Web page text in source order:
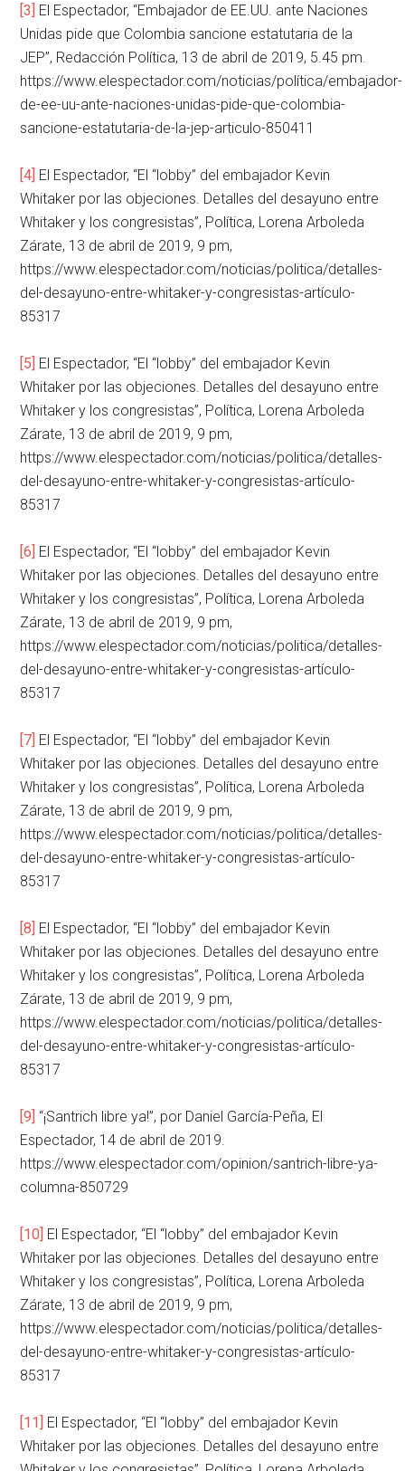
[3] El Espectador, “Embajador de EE.UU. ante Naciones
Unidas pide que Colombia sancione estatutaria de la
JEP”, Redacción Política, 13 de abril de 2019, 5.45 pm.
https://www.elespectador.com/noticias/política/embajador-
de-ee-uu-ante-naciones-unidas-pide-que-colombia-
sancione-estatutaria-de-la-jep-articulo-850411
[4] El Espectador, “El “lobby” del embajador Kevin
Whitaker por las objeciones. Detalles del desayuno entre
Whitaker y los congresistas”, Política, Lorena Arboleda
Zárate, 13 de abril de 2019, 9 pm,
https://www.elespectador.com/noticias/politica/detalles-
del-desayuno-entre-whitaker-y-congresistas-artículo-
85317
[5] El Espectador, “El “lobby” del embajador Kevin
Whitaker por las objeciones. Detalles del desayuno entre
Whitaker y los congresistas”, Política, Lorena Arboleda
Zárate, 13 de abril de 2019, 9 pm,
https://www.elespectador.com/noticias/politica/detalles-
del-desayuno-entre-whitaker-y-congresistas-artículo-
85317
[6] El Espectador, “El “lobby” del embajador Kevin
Whitaker por las objeciones. Detalles del desayuno entre
Whitaker y los congresistas”, Política, Lorena Arboleda
Zárate, 13 de abril de 2019, 9 pm,
https://www.elespectador.com/noticias/politica/detalles-
del-desayuno-entre-whitaker-y-congresistas-artículo-
85317
[7] El Espectador, “El “lobby” del embajador Kevin
Whitaker por las objeciones. Detalles del desayuno entre
Whitaker y los congresistas”, Política, Lorena Arboleda
Zárate, 13 de abril de 2019, 9 pm,
https://www.elespectador.com/noticias/politica/detalles-
del-desayuno-entre-whitaker-y-congresistas-artículo-
85317
[8] El Espectador, “El “lobby” del embajador Kevin
Whitaker por las objeciones. Detalles del desayuno entre
Whitaker y los congresistas”, Política, Lorena Arboleda
Zárate, 13 de abril de 2019, 9 pm,
https://www.elespectador.com/noticias/politica/detalles-
del-desayuno-entre-whitaker-y-congresistas-artículo-
85317
[9] “¡Santrich libre ya!”, por Daniel García-Peña, El
Espectador, 14 de abril de 2019.
https://www.elespectador.com/opinion/santrich-libre-ya-
columna-850729
[10] El Espectador, “El “lobby” del embajador Kevin
Whitaker por las objeciones. Detalles del desayuno entre
Whitaker y los congresistas”, Política, Lorena Arboleda
Zárate, 13 de abril de 2019, 9 pm,
https://www.elespectador.com/noticias/politica/detalles-
del-desayuno-entre-whitaker-y-congresistas-artículo-
85317
[11] El Espectador, “El “lobby” del embajador Kevin
Whitaker por las objeciones. Detalles del desayuno entre